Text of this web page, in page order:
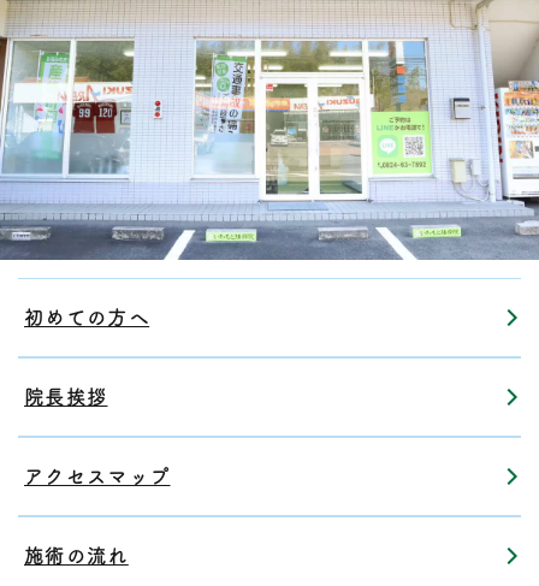
初めての方へ
院長挨拶
アクセスマップ
施術の流れ